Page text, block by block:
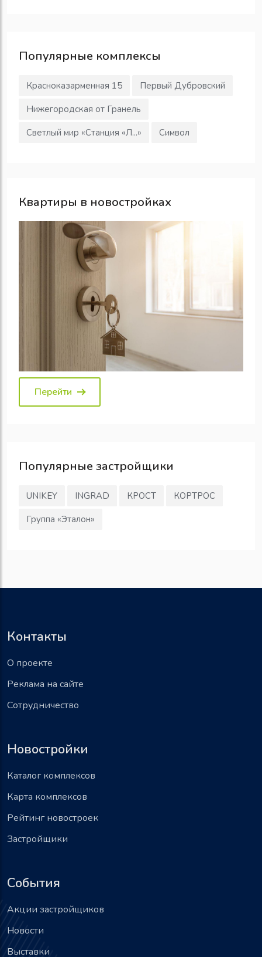
Популярные комплексы
Красноказарменная 15
Первый Дубровский
Нижегородская от Гранель
Светлый мир «Станция «Л...»
Символ
Квартиры в новостройках
Перейти
Популярные застройщики
UNIKEY INGRAD КРОСТ
КОРТРОС
Группа «Эталон»
Контакты
О проекте
Реклама на сайте
Сотрудничество
Новостройки
Каталог комплексов
Карта комплексов
Рейтинг новостроек
Застройщики
События
Акции застройщиков
Новости
Выставки